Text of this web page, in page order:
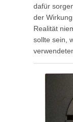
dafür
der
Realität
sollte sein,